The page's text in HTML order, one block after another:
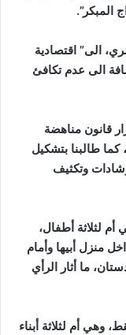
المبكر”.
الى” اقتصادية
الى عدم تكافئ
قانون مناهضة
طالبنا بتشكيل
وتكثيف
العمر 21 عاماً وهي أم لثلاثة أطفال،
منزل أبيها وأمام
ما أثار الرأي
تبلغ من العمر 12 عاماً فقط، وهي أم لثلاثة أبناء